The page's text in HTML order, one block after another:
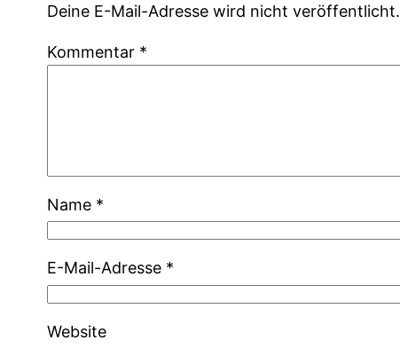
Deine E-Mail-Adresse wird nicht veröffentlicht.
Kommentar *
Name *
E-Mail-Adresse *
Website